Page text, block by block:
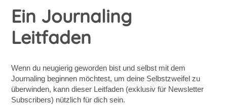
Ein Journaling
Leitfaden
Wenn du neugierig geworden bist und selbst mit dem
Journaling beginnen möchtest, um deine Selbstzweifel zu
überwinden, kann dieser Leitfaden (exklusiv für Newsletter
Subscribers) nützlich für dich sein.